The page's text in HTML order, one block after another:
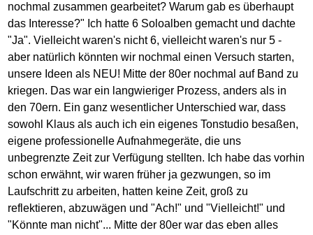
nochmal zusammen gearbeitet? Warum gab es überhaupt
das Interesse?" Ich hatte 6 Soloalben gemacht und dachte
"Ja". Vielleicht waren's nicht 6, vielleicht waren's nur 5 -
aber natürlich könnten wir nochmal einen Versuch starten,
unsere Ideen als NEU! Mitte der 80er nochmal auf Band zu
kriegen. Das war ein langwieriger Prozess, anders als in
den 70ern. Ein ganz wesentlicher Unterschied war, dass
sowohl Klaus als auch ich ein eigenes Tonstudio besaßen,
eigene professionelle Aufnahmegeräte, die uns
unbegrenzte Zeit zur Verfügung stellten. Ich habe das vorhin
schon erwähnt, wir waren früher ja gezwungen, so im
Laufschritt zu arbeiten, hatten keine Zeit, groß zu
reflektieren, abzuwägen und "Ach!" und "Vielleicht!" und
"Könnte man nicht"... Mitte der 80er war das eben alles